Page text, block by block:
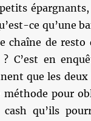
ce qu’une
chaîne de
? C’est en
que les
pour
qu’ils